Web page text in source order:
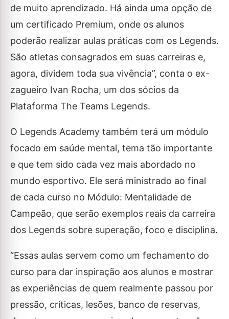
de muito aprendizado. Há ainda uma opção de
um certificado Premium, onde os alunos
poderão realizar aulas práticas com os Legends.
São atletas consagrados em suas carreiras e,
agora, dividem toda sua vivência”, conta o ex-
zagueiro Ivan Rocha, um dos sócios da
Plataforma The Teams Legends.
O Legends Academy também terá um módulo
focado em saúde mental, tema tão importante
e que tem sido cada vez mais abordado no
mundo esportivo. Ele será ministrado ao final
de cada curso no Módulo: Mentalidade de
Campeão, que serão exemplos reais da carreira
dos Legends sobre superação, foco e disciplina.
“Essas aulas servem como um fechamento do
curso para dar inspiração aos alunos e mostrar
as experiências de quem realmente passou por
pressão, críticas, lesões, banco de reservas,